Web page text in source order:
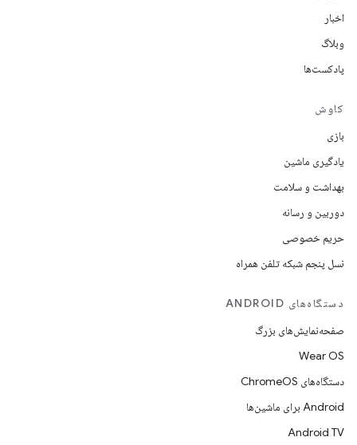
اخبار
وبلاگ
پادکست‌ها
کاوش
بازی
یادگیری ماشین
بهداشت و سلامت
دوربین و رسانه
حریم خصوصی
نسل پنجم شبکه تلفن همراه
دستگاه‌های ANDROID
صفحه‌نمایش‌های بزرگ
Wear OS
دستگاه‌های ChromeOS
Android برای ماشین‌ها
Android TV